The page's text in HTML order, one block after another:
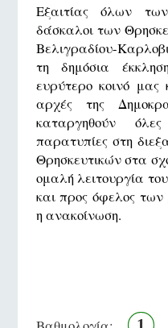
Εξαιτίας όλων
δάσκαλοι των
Βελιγραδίου-
τη δημόσια
ευρύτερο κοινό μας
αρχές της
καταργηθούν
παρατυπίες στη
Θρησκευτικών στα
ομαλή λειτουργία
και προς όφελος
η ανακοίνωση.